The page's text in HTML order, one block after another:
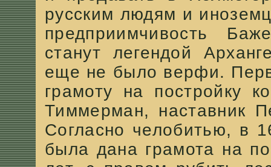
русским людям и
предприимчивость
станут легендой
еще не было верфи.
грамоту на постройку
Тиммерман, наставник
Согласно челобитью, в
была дана грамота на